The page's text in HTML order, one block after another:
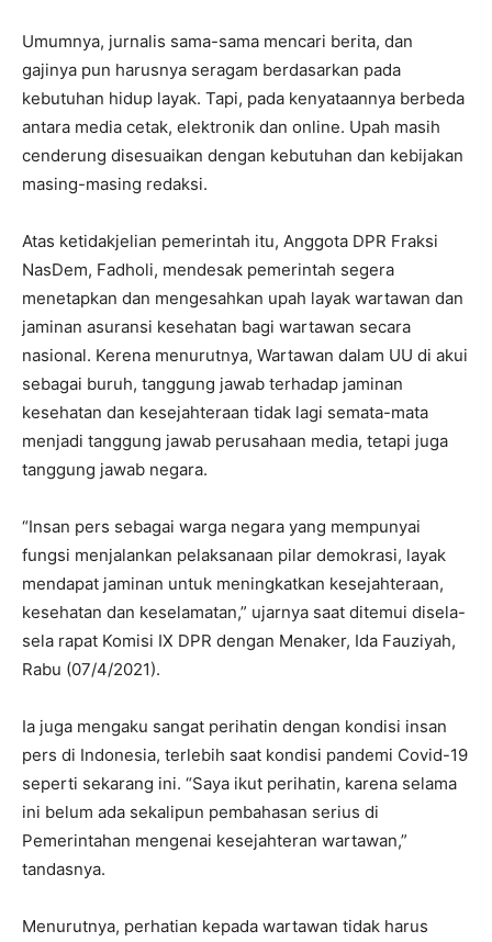
Umumnya, jurnalis sama-sama mencari berita, dan
gajinya pun harusnya seragam berdasarkan pada
kebutuhan hidup layak. Tapi, pada kenyataannya berbeda
antara media cetak, elektronik dan online. Upah masih
cenderung disesuaikan dengan kebutuhan dan kebijakan
masing-masing redaksi.
Atas ketidakjelian pemerintah itu, Anggota DPR Fraksi
NasDem, Fadholi, mendesak pemerintah segera
menetapkan dan mengesahkan upah layak wartawan dan
jaminan asuransi kesehatan bagi wartawan secara
nasional. Kerena menurutnya, Wartawan dalam UU di akui
sebagai buruh, tanggung jawab terhadap jaminan
kesehatan dan kesejahteraan tidak lagi semata-mata
menjadi tanggung jawab perusahaan media, tetapi juga
tanggung jawab negara.
“Insan pers sebagai warga negara yang mempunyai
fungsi menjalankan pelaksanaan pilar demokrasi, layak
mendapat jaminan untuk meningkatkan kesejahteraan,
kesehatan dan keselamatan,” ujarnya saat ditemui disela-
sela rapat Komisi IX DPR dengan Menaker, Ida Fauziyah,
Rabu (07/4/2021).
Ia juga mengaku sangat perihatin dengan kondisi insan
pers di Indonesia, terlebih saat kondisi pandemi Covid-19
seperti sekarang ini. “Saya ikut perihatin, karena selama
ini belum ada sekalipun pembahasan serius di
Pemerintahan mengenai kesejahteran wartawan,”
tandasnya.
Menurutnya, perhatian kepada wartawan tidak harus